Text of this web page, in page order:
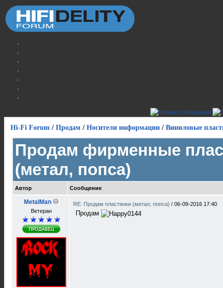
Hi-Fi Forum / Продам / Носители информации / Виниловые
Продам фирменные
(метал, попса)
Автор Сообщение
MetalMan
Ветеран
RE: Продам пластинки (метал, попса) / 06-09-2016 17:40
Продам